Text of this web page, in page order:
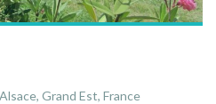
Grand Est, France